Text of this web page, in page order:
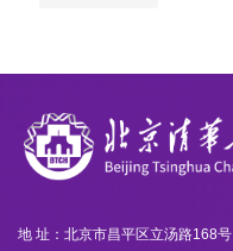
地 址：北京市昌平区立汤路168号